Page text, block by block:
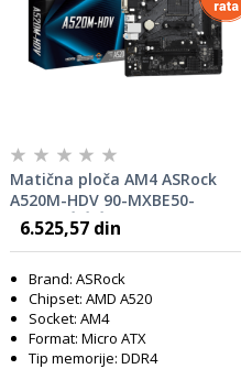
Matična ploča AM4 ASRock
A520M-HDV 90-MXBE50-
A0UAYZÂ Â Â
6.525,57 din
Brand: ASRock
Chipset: AMD A520
Socket: AM4
Format: Micro ATX
Tip memorije: DDR4